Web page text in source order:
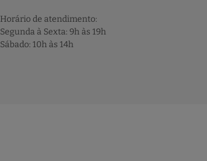
Horário de atendimento:
Segunda à Sexta: 9h às 19h
Sábado: 10h às 14h